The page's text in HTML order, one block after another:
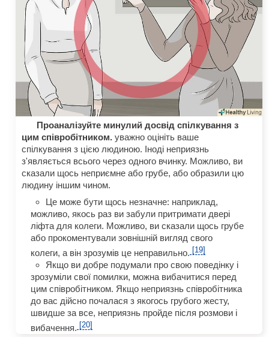
Проаналізуйте минулий досвід спілкування з
цим співробітником. уважно оцініть ваше
спілкування з цією людиною. Іноді неприязнь
з'являється всього через одного вчинку. Можливо, ви
сказали щось неприємне або грубе, або образили цю
людину іншим чином.
Це може бути щось незначне: наприклад,
можливо, якось раз ви забули притримати двері
ліфта для колеги. Можливо, ви сказали щось грубе
або прокоментували зовнішній вигляд свого
колеги, а він зрозумів це неправильно. [19]
Якщо ви добре подумали про свою поведінку і
зрозуміли свої помилки, можна вибачитися перед
цим співробітником. Якщо неприязнь співробітника
до вас дійсно почалася з якогось грубого жесту,
швидше за все, неприязнь пройде після розмови і
вибачення. [20]